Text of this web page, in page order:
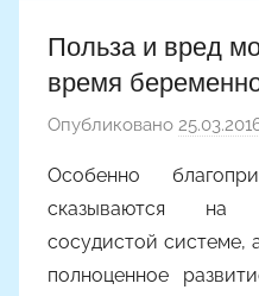
Польза и вред
время
Опубликовано
Особенно
сказываются на
сосудистой системе,
полноценное